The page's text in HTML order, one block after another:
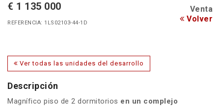
€ 1 135 000 Venta
REFERENCIA: 1LS02103-44-1D Volver
Ver todas las unidades del desarrollo
Descripción
Magnífico piso de 2 dormitorios en un complejo